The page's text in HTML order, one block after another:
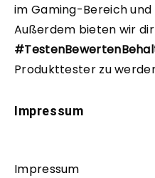
im Gaming-Bereich
Außerdem bieten wir
Produkttester zu
Impressum
Impressum